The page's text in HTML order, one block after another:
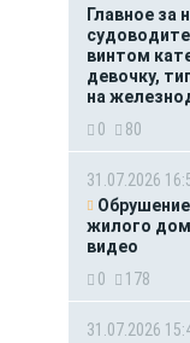
Главное за
винтом
девочку,
на
0
80
31.07.2026
жилого
видео
0
178
31.07.2026